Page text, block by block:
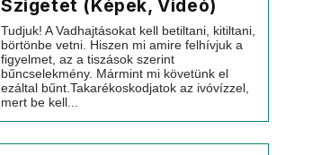
Szigetet (Képek, Videó)
Tudjuk! A Vadhajtásokat kell betiltani, kitiltani,
börtönbe vetni. Hiszen mi amire felhívjuk a
figyelmet, az a tiszások szerint
bűncselekmény. Mármint mi követünk el
ezáltal bűnt.Takarékoskodjatok az ivóvízzel,
mert be kell...